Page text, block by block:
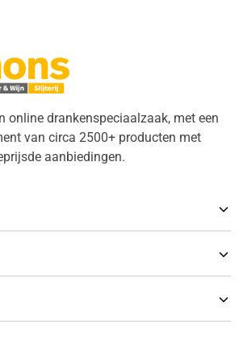
online drankenspeciaalzaak, met een
van circa 2500+ producten met
aanbiedingen.